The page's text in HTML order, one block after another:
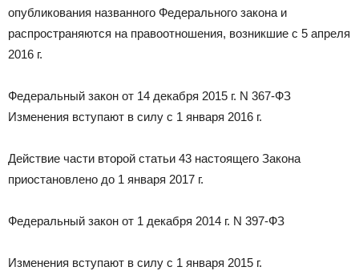
опубликования названного Федерального закона и
распространяются на правоотношения, возникшие с 5 апреля
2016 г.
Федеральный закон от 14 декабря 2015 г. N 367-ФЗ
Изменения вступают в силу с 1 января 2016 г.
Действие части второй статьи 43 настоящего Закона
приостановлено до 1 января 2017 г.
Федеральный закон от 1 декабря 2014 г. N 397-ФЗ
Изменения вступают в силу с 1 января 2015 г.